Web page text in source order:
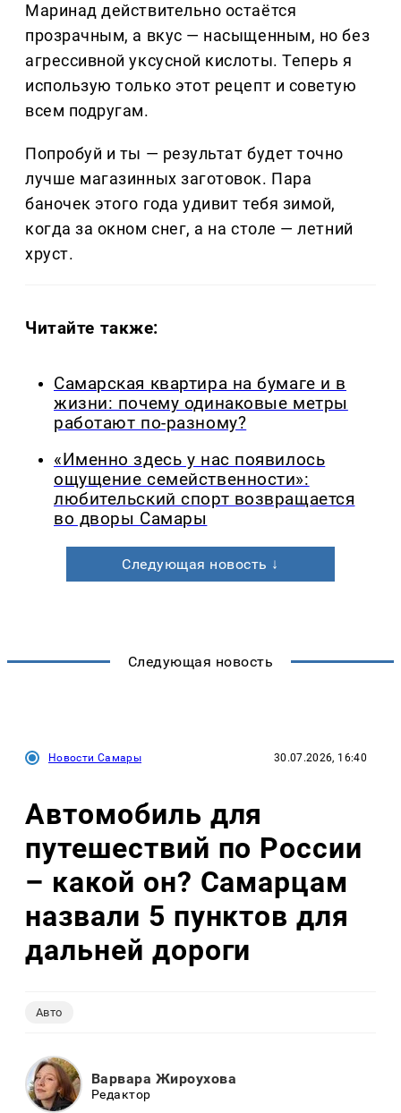
Маринад действительно остаётся
прозрачным, а вкус — насыщенным, но без
агрессивной уксусной кислоты. Теперь я
использую только этот рецепт и советую
всем подругам.
Попробуй и ты — результат будет точно
лучше магазинных заготовок. Пара
баночек этого года удивит тебя зимой,
когда за окном снег, а на столе — летний
хруст.
Читайте также:
Самарская квартира на бумаге и в
жизни: почему одинаковые метры
работают по-разному?
«Именно здесь у нас появилось
ощущение семейственности»:
любительский спорт возвращается
во дворы Самары
Следующая новость ↓
Следующая новость
Новости Самары 30.07.2026, 16:40
Автомобиль для
путешествий по России
– какой он? Самарцам
назвали 5 пунктов для
дальней дороги
Авто
Варвара Жироухова
Редактор